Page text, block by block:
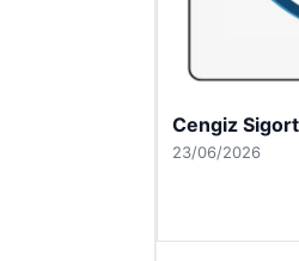
Hastaş Beton
26/05/2026